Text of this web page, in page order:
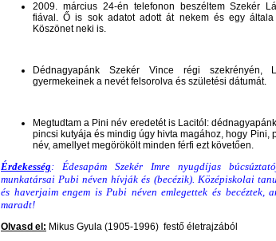
2009. március 24-én telefonon beszéltem Szekér
fiával. Ő is sok adatot adott át nekem és egy általa
Köszönet neki is.
Dédnagyapánk Szekér Vince régi szekrényén,
gyermekeinek a nevét felsorolva és születési dátumát.
Megtudtam a Pini név eredetét is Lacitól:
pincsi kutyája és mindig úgy hivta magához, hogy Pini,
név, amellyet megörökölt minden férfi ezt követően.
Érdekesség: Édesapám Szekér Imre nyugdíjas
munkatársai Pubi néven hívják és (becézik). Középiskolai
és haverjaim engem is Pubi néven emlegettek és
maradt!
Olvasd el: Mikus Gyula (1905-1996) festő életrajzából